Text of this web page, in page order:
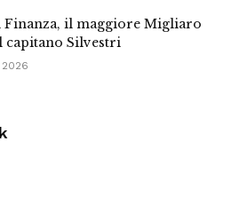
Finanza, il maggiore Migliaro
capitano Silvestri